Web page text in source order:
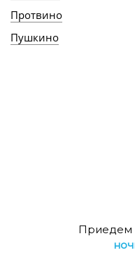
Протвино
Пушкино
Приедем